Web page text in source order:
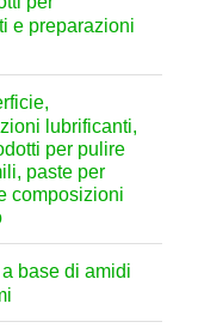
e preparazioni
lubrificanti,
per pulire
paste per
composizioni
base di amidi